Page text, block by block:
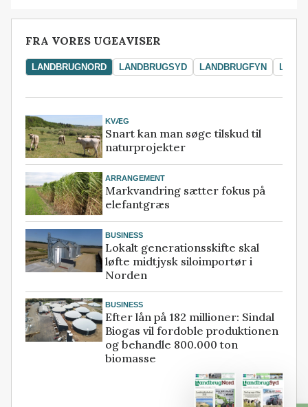
FRA VORES UGEAVISER
LANDBRUGNORD LANDBRUGSYD LANDBRUGFYN
KVÆG
Snart kan man søge tilskud til
naturprojekter
ARRANGEMENT
Markvandring sætter fokus på
elefantgræs
BUSINESS
Lokalt generationsskifte skal
løfte midtjysk siloimportør i
Norden
BUSINESS
Efter lån på 182 millioner: Sindal
Biogas vil fordoble produktionen
og behandle 800.000 ton
biomasse